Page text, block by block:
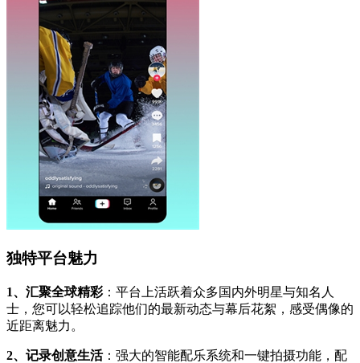
独特平台魅力
1、汇聚全球精彩：平台上活跃着众多国内外明星与知名人
士，您可以轻松追踪他们的最新动态与幕后花絮，感受偶像的
近距离魅力。
2、记录创意生活：强大的智能配乐系统和一键拍摄功能，配